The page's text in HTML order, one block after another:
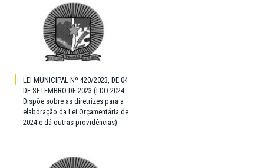
LEI MUNICIPAL Nº 420/2023, DE 04
DE SETEMBRO DE 2023 (LDO 2024
Dispõe sobre as diretrizes para a
elaboração da Lei Orçamentária de
2024 e dá outras providências)